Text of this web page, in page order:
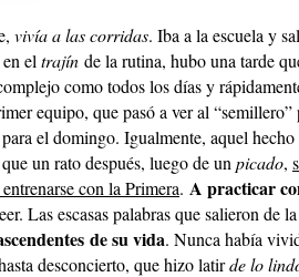
vivía a las corridas. Iba a la escuela y
el trajín de la rutina, hubo una tarde
como todos los días y
equipo, que pasó a ver al
el domingo. Igualmente, aquel
un rato después, luego de un picado,
con la Primera. A practicar
Las escasas palabras que salieron de
de su vida. Nunca había
desconcierto, que hizo latirde lo